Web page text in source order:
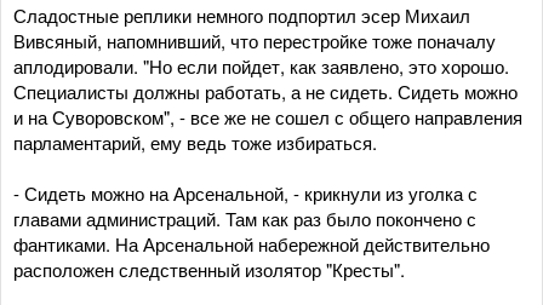
Сладостные реплики немного подпортил эсер Михаил
Вивсяный, напомнивший, что перестройке тоже поначалу
аплодировали. "Но если пойдет, как заявлено, это хорошо.
Специалисты должны работать, а не сидеть. Сидеть можно
и на Суворовском", - все же не сошел с общего направления
парламентарий, ему ведь тоже избираться.
- Сидеть можно на Арсенальной, - крикнули из уголка с
главами администраций. Там как раз было покончено с
фантиками. На Арсенальной набережной действительно
расположен следственный изолятор "Кресты".